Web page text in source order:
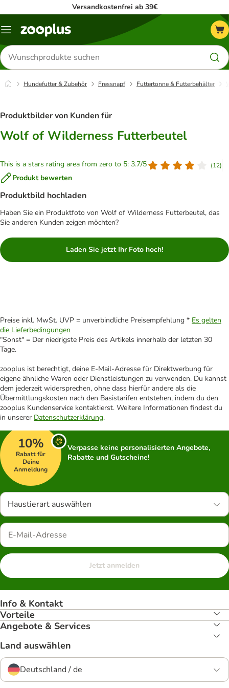
Versandkostenfrei ab 39€
Menü
Produkte
suchen
Hundefutter & Zubehör Fressnapf Futtertonne & Futterbehälter
Produktbilder von Kunden für
Wolf of Wilderness Futterbeutel
This is a stars rating area from zero to 5: 3.7/5 (12)
Produkt bewerten
Produktbild hochladen
Haben Sie ein Produktfoto von Wolf of Wilderness Futterbeutel, das
Sie anderen Kunden zeigen möchten?
Laden Sie jetzt Ihr Foto hoch!
Preise inkl. MwSt. UVP = unverbindliche Preisempfehlung * Es gelten
die Lieferbedingungen
"Sonst" = Der niedrigste Preis des Artikels innerhalb der letzten 30
Tage.
zooplus ist berechtigt, deine E-Mail-Adresse für Direktwerbung für
eigene ähnliche Waren oder Dienstleistungen zu verwenden. Du kannst
dem jederzeit widersprechen, ohne dass hierfür andere als die
Übermittlungskosten nach den Basistarifen entstehen, indem du den
zooplus Kundenservice kontaktierst. Weitere Informationen findest du
in unserer Datenschutzerklärung.
10%
Rabatt für
Deine
Anmeldung
Verpasse keine personalisierten Angebote,
Rabatte und Gutscheine!
Haustierart auswählen
Jetzt anmelden
Info & Kontakt
Vorteile
Angebote & Services
Land auswählen
Deutschland / de